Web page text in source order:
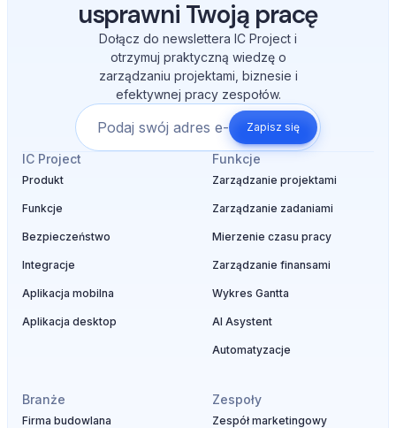
usprawni Twoją pracę
Dołącz do newslettera IC Project i
otrzymuj praktyczną wiedzę o
zarządzaniu projektami, biznesie i
efektywnej pracy zespołów.
Zapisz się
IC Project
Produkt
Funkcje
Bezpieczeństwo
Integracje
Aplikacja mobilna
Aplikacja desktop
Funkcje
Zarządzanie projektami
Zarządzanie zadaniami
Mierzenie czasu pracy
Zarządzanie finansami
Wykres Gantta
AI Asystent
Automatyzacje
Branże
Firma budowlana
Zespoły
Zespół marketingowy